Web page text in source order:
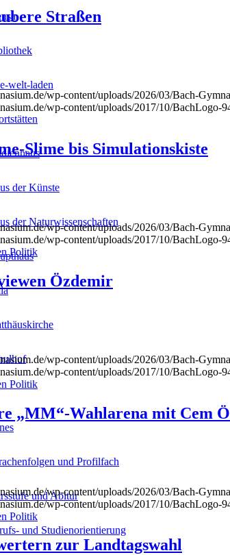
welt-laden
der Künste
der Naturwissenschaften
und Profilfach
und Abitur
und Studienorientierung
Straßen
wp-content/uploads/2026/03/Bach-
wp-content/uploads/2017/10/BachLogo-
Slime bis Simulationskiste
wp-content/uploads/2026/03/Bach-
wp-content/uploads/2017/10/BachLogo-
Politik
Özdemir
wp-content/uploads/2026/03/Bach-
wp-content/uploads/2017/10/BachLogo-
Politik
„MM“-Wahlarena mit Cem
wp-content/uploads/2026/03/Bach-
wp-content/uploads/2017/10/BachLogo-
Politik
zur Landtagswahl